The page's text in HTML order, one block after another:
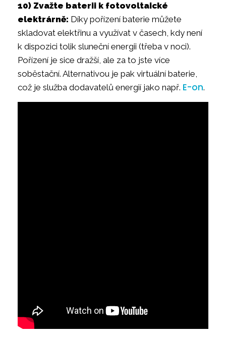
10) Zvažte baterii k fotovoltaické
elektrárně: Díky pořízení baterie můžete
skladovat elektřinu a využívat v časech, kdy není
k dispozici tolik sluneční energii (třeba v noci).
Pořízení je sice dražší, ale za to jste více
soběstační. Alternativou je pak virtuální baterie,
což je služba dodavatelů energií jako např. E-on.